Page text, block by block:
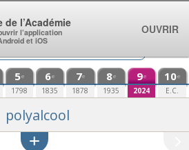
5e
1798
6e
1835
7e
1878
8e
1935
9e
2024
10e
E.C.
polyalcool
l’Académie
l’application
et iOS
OUVRIR